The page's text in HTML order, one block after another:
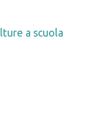
a scuola